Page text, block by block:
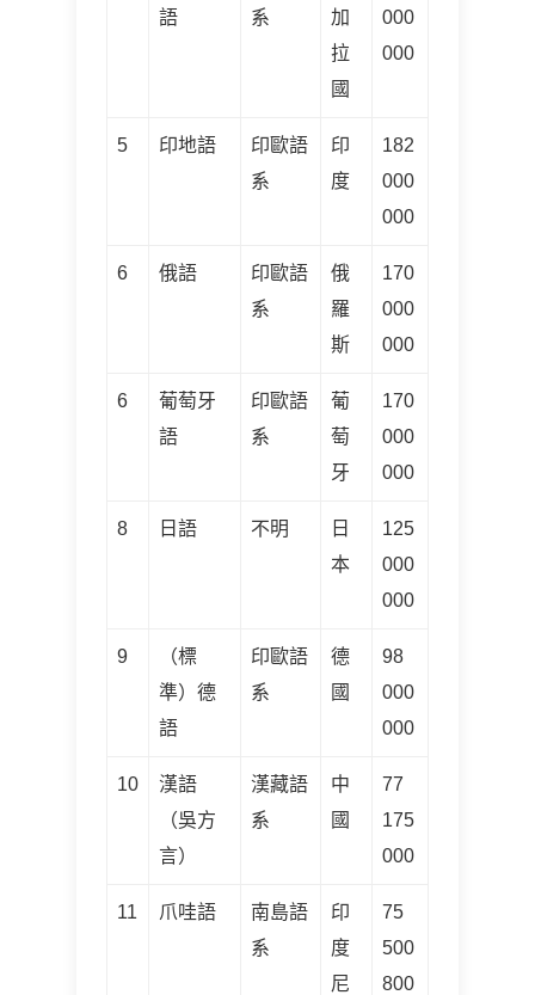
語 系
加
拉
國
000
000
5 印地語
印歐語
系
印
度
182
000
000
6 俄語
印歐語
系
俄
羅
斯
170
000
000
6
葡萄牙
語
印歐語
系
葡
萄
牙
170
000
000
8 日語 不明
日
本
125
000
000
9
（標
準）德
語
印歐語
系
德
國
98
000
000
10
漢語
（吳方
言）
漢藏語
系
中
國
77
175
000
11 爪哇語
南島語
系
印
度
尼
75
500
800